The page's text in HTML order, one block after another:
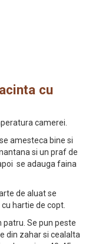
cu
camerei.
amesteca bine si
si un praf de
se adauga faina
de aluat se
hartie de copt.
patru. Se pun peste
din zahar si cealalta